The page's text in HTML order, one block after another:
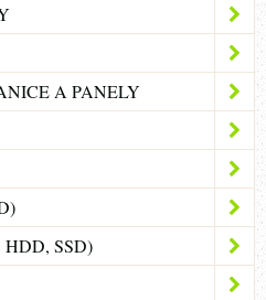
A PANELY
SSD)